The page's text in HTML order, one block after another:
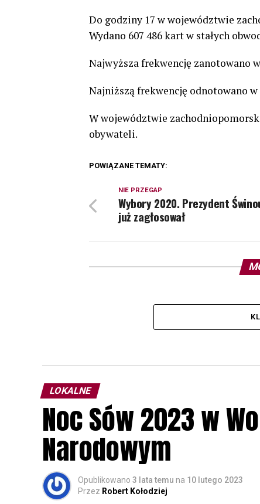
Do godziny 17 w województwie
Wydano 607 486 kart w stałych
Najwyższa frekwencję zanotowano
Najniższą frekwencję odnotowano
W województwie
obywateli.
POWIĄZANE TEMATY:
NIE PRZEGAP
Wybory 2020. Prezydent
już zagłosował
LOKALNE
Noc Sów 2023 w
Narodowym
Opublikowano 3 lata temu na 10 lutego 2023
Przez Robert Kołodziej